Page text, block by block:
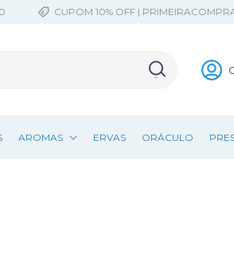
CUPOM 10% OFF | PRIMEIRACOMPRA
AROMAS ERVAS ORÁCULO